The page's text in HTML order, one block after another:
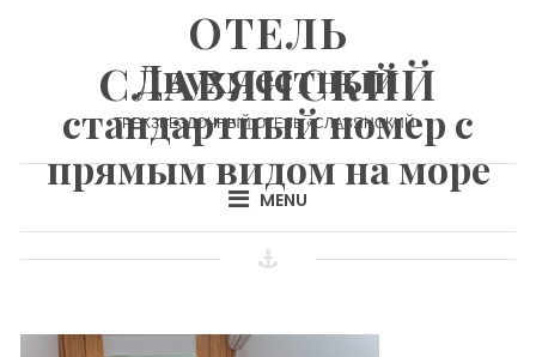
ОТЕЛЬ
СЛАВЯНСКИЙ
ТРЕХЗВЕЗДОЧНЫЙ ОТЕЛЬ «СЛАВЯНСКИЙ»
MENU
Двухместный
стандартный номер с
прямым видом на море